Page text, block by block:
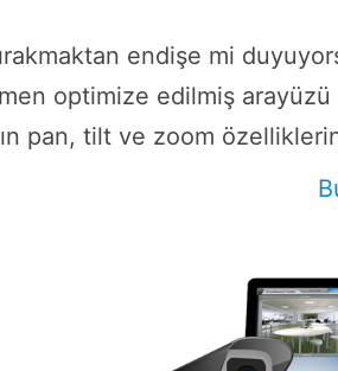
endişe mi
optimize edilmiş arayüzü
pan, tilt ve zoom